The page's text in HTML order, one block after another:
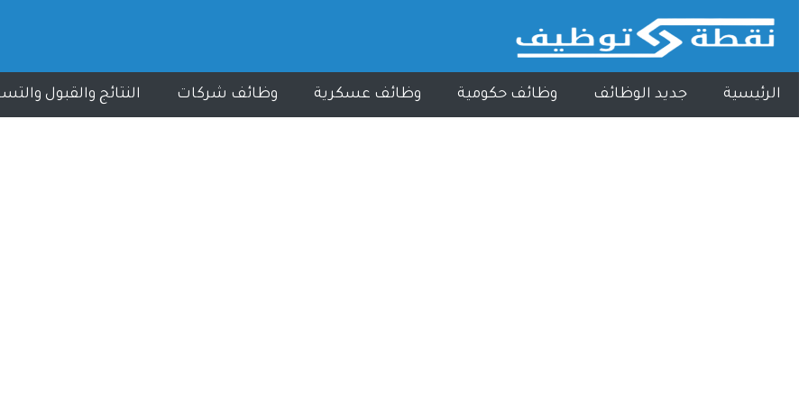
الرئيسية جديد الوظائف وظائف حكومية وظائف عسكرية وظائف شركات النتائج والقبول